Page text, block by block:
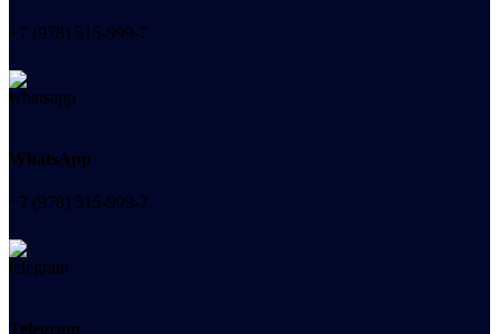
+7 (978) 515-999-7
WhatsApp
+7 (978) 515-999-7
Telegram